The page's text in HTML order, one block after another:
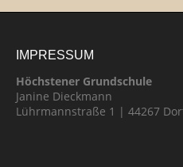
IMPRESSUM
Höchstener Grundschule
Janine Dieckmann
Lührmannstraße 1 | 44267